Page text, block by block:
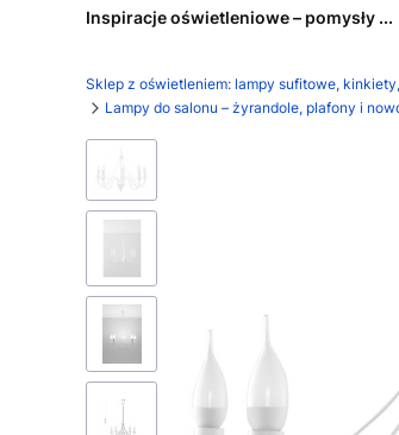
Inspiracje oświetleniowe – pomysły ...
Sklep z oświetleniem: lampy sufitowe,
Lampy do salonu – żyrandole, plafony i